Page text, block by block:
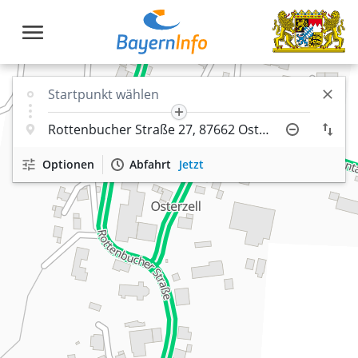
Optionen Abfahrt Jetzt